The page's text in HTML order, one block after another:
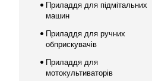
Приладдя для підмітальних
машин
Приладдя для ручних
обприскувачів
Приладдя для
мотокультиваторів